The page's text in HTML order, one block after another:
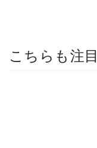
こちらも注目